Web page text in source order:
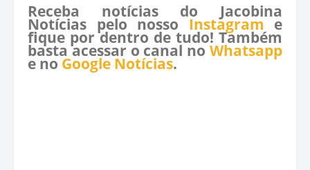
Receba notícias do Jacobina
Notícias pelo nosso Instagram e
fique por dentro de tudo! Também
basta acessar o canal no Whatsapp
e no Google Notícias.